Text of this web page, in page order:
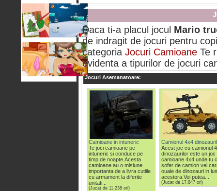
Daca ti-a placul jocul Mario
de indragit de jocuri pentru
categoria Jocuri Camioane Te
evidenta a tipurilor de jocuri
Jocuri Asemanatoare:
Camioane in intuneric
Te joci camioane pe
intuneric si conduce pe
timp de noapte.Acesta
camioane au o misiune
importanta de a livra cutiile
cu armament la diferite
unitati...
(Jucat de 11,238 ori)
Camionul 4x4
Acest joc cu camionul
dinozaurilor este un joc
camioane 4x4 unde tu
sofer de camion vei
ouale de dinozauri in
acestora.Vei putea...
(Jucat de 17,847 ori)